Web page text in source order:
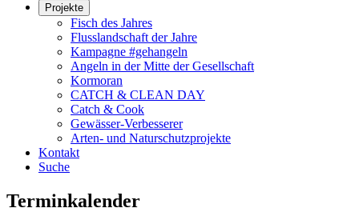
Projekte
Fisch des Jahres
Flusslandschaft der Jahre
Kampagne #gehangeln
Angeln in der Mitte der Gesellschaft
Kormoran
CATCH & CLEAN DAY
Catch & Cook
Gewässer-Verbesserer
Arten- und Naturschutzprojekte
Kontakt
Suche
Terminkalender